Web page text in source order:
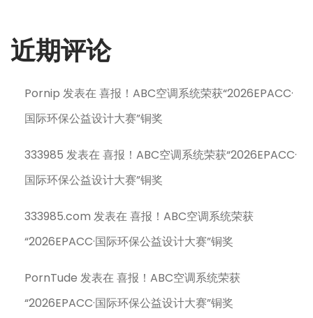
近期评论
Pornip 发表在喜报！ABC空调系统荣获“2026EPACC·
国际环保公益设计大赛”铜奖
333985 发表在喜报！ABC空调系统荣获“2026EPACC·
国际环保公益设计大赛”铜奖
333985.com 发表在喜报！ABC空调系统荣获
“2026EPACC·国际环保公益设计大赛”铜奖
PornTude 发表在喜报！ABC空调系统荣获
“2026EPACC·国际环保公益设计大赛”铜奖